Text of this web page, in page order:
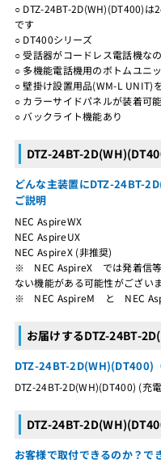
○ DTZ-24BT-2D(WH)(DT400)は
です
○ DT400シリーズ
○ 受話器がコードレス電話機な
○ 多機能電話機用のボトムユニ
○ 壁掛け設置用品(WM-L UNIT)
○ カラーサイドパネルが装着可
○ バックライト機能あり
DTZ-24BT-
どんな主装置にDTZ-24BT-
ご説明
NEC AspireWX
NEC AspireUX
NEC AspireX (非推奨)
※ NEC AspireX では発着信等
ない機能がある可能性がござい
※ NEC AspireM と NEC
お届けするDTZ-24BT-
DTZ-24BT-2D(WH)(DT400)
DTZ-24BT-2D(WH)(DT400) (充
DTZ-24BT-
お客様で取付できるのか？で